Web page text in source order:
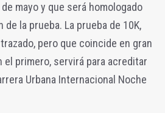
mayo y que será homologado
la prueba. La prueba de 10K,
pero que coincide en gran
primero, servirá para acreditar
Urbana Internacional Noche